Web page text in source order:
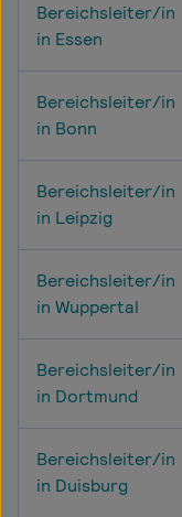
Bereichsleiter/in
in Essen
Bereichsleiter/in
in Bonn
Bereichsleiter/in
in Leipzig
Bereichsleiter/in
in Wuppertal
Bereichsleiter/in
in Dortmund
Bereichsleiter/in
in Duisburg